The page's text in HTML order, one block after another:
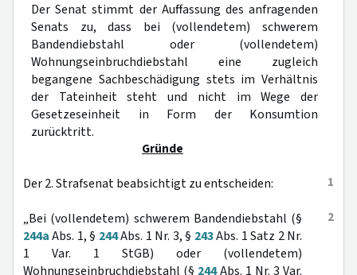
Der Senat stimmt der Auffassung des anfragenden
Senats zu, dass bei (vollendetem) schwerem
Bandendiebstahl oder (vollendetem)
Wohnungseinbruchdiebstahl eine zugleich
begangene Sachbeschädigung stets im Verhältnis
der Tateinheit steht und nicht im Wege der
Gesetzeseinheit in Form der Konsumtion
zurücktritt.
Gründe
1
Der 2. Strafsenat beabsichtigt zu entscheiden:
2
„Bei (vollendetem) schwerem Bandendiebstahl (§
244aAbs. 1, § 244Abs. 1 Nr. 3, § 243Abs. 1 Satz 2 Nr.
1 Var. 1 StGB) oder (vollendetem)
Wohnungseinbruchdiebstahl (§ 244Abs. 1 Nr. 3 Var.